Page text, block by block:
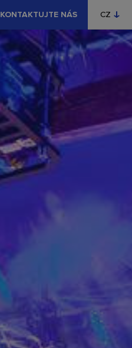
KONTAKTUJTE NÁS CZ
EN